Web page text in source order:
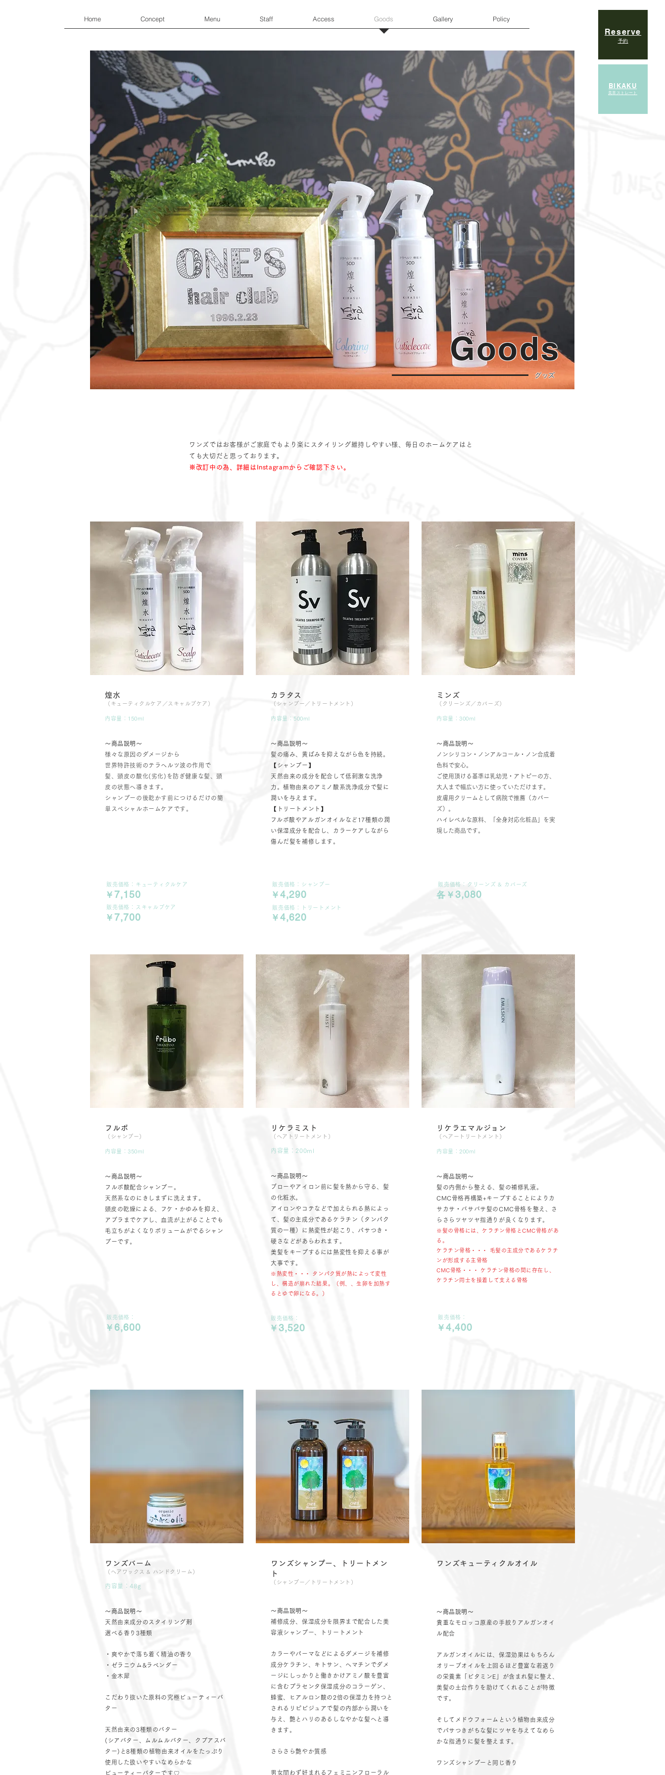
Home Concept Menu Staff Access Goods Gallery Policy
BIKAKU
美革ストレート
Reserve
予約
Goods
グッズ
ワンズではお客様がご家庭でもより楽にスタイリング維持しやすい様、毎日のホームケアはと
ても大切だと思っております。
※改訂中の為、詳細はInstagramからご確認下さい。
煌水
（キューティクルケア／スキャルプケア）
内容量：150ml
〜商品説明〜
様々な原因のダメージから
世界特許技術のテラヘルツ波の作用で
髪、頭皮の酸化(劣化)を防ぎ健康な髪、頭
皮の状態へ導きます。
シャンプーの後乾かす前につけるだけの簡
単スペシャルホームケアです。
￥ 7,150
販売価格：キューティクルケア
販売価格：スキャルプケア
￥ 7,700
カラタス
（シャンプー／トリートメント）
内容量：500ml
〜商品説明〜
髪の痛み、黄ばみを抑えながら色を持続。
【シャンプー】
天然由来の成分を配合して低刺激な洗浄
力。植物由来のアミノ酸系洗浄成分で髪に
潤いを与えます。
【トリートメント】
​フルボ酸やアルガンオイルなど17種類の潤
い保湿成分を配合し、カラーケアしながら
傷んだ髪を補修します。
￥ 4,290
販売価格：シャンプー
販売価格：トリートメント
￥ 4,620
ミンズ
（クリーンズ／カバーズ）
内容量：300ml
〜商品説明〜
ノンシリコン・ノンアルコール・ノン合成着
色料で安心。
​ご使用頂ける基準は乳幼児・アトピーの方、
大人まで幅広い方に使っていただけます。
皮膚用クリームとして病院で推薦（カバー
ズ）。
​ハイレベルな原料、「全身対応化粧品」を実
現した商品です。
各￥ 3,080
販売価格：クリーンズ & カバーズ
フルボ
（シャンプー）
内容量：350ml
〜商品説明〜
フルボ酸配合シャンプー。
天然系なのにきしまずに洗えます。
​頭皮の乾燥による、フケ・かゆみを抑え、
アブラまでケアし、血流が上がることでも
毛立ちがよくなりボリュームがでるシャン
プーです。
￥ 6,600
販売価格：
リケラミスト
（ヘアトリートメント）
内容量：200ml
〜商品説明〜
ブローやアイロン前に髪を熱から守る、髪
の化粧水。
アイロンやコテなどで加えられる熱によっ
て、髪の主成分であるケラチン（タンパク
質の一種）に熱変性が起こり、パサつき・
硬さなどがあらわれます。
美髪をキープするには熱変性を抑える事が
大事です。
※熱変性・・・ タンパク質が熱によって変性
し、構造が崩れた結果。（例、、生卵を加熱す
るとゆで卵になる。）
￥ 3,520
販売価格：
リケラエマルジョン
（ヘアートリートメント）
内容量：200ml
〜商品説明〜
髪の内側から整える、髪の補修乳液。
CMC骨格再構築+キープすることによりカ
サカサ・バサバサ髪のCMC骨格を整え、さ
らさらツヤツヤ指通りが良くなります。
※髪の骨格には、ケラチン骨格とCMC骨格があ
る。
ケラチン骨格・・・ 毛髪の主成分であるケラチ
ンが形成する主骨格
CMC骨格・・・ ケラチン骨格の間に存在し、
ケラチン同士を接着して支える骨格
￥ 4,400
販売価格：
ワンズバーム
（ヘアワックス & ハンドクリーム）
内容量：48g
〜商品説明〜
天然由来成分のスタイリング剤
選べる香り3種類
・爽やかで落ち着く精油の香り
・ゼラニウム&ラベンダー
・金木犀
こだわり抜いた原料の究極ビューティーバ
ター
天然由来の3種類のバター
(シアバター、ムルムルバター、クプアスバ
ター)と8種類の植物由来オイルをたっぷり
使用した扱いやすいなめらかな
ビューティーバターです♡
ワンズシャンプー、トリートメン
ト
（シャンプー／トリートメント）
〜商品説明〜
補修成分、保湿成分を限界まで配合した美
容液シャンプー、トリートメント
カラーやパーマなどによるダメージを補修
成分ケラチン、キトサン、ヘマチンでダメ
ージにしっかりと働きかけアミノ酸を豊富
に含むプラセンタ保湿成分のコラーゲン、
蜂蜜、ヒアルロン酸の2倍の保湿力を持つと
されるリピビジュアで髪の内部から潤いを
与え、艶とハリのあるしなやかな髪へと導
きます。
さらさら艶やか質感
男女問わず好まれるフェミニンフローラル
ワンズキューティクルオイル
〜商品説明〜
貴重なモロッコ原産の手絞りアルガンオイ
ル配合
アルガンオイルには、保湿効果はもちろん
オリーブオイルを上回るほど豊富な若返り
の栄養素「ビタミンE」が含まれ髪に整え、
美髪の土台作りを助けてくれることが特徴
です。
そしてメドウフォームという植物由来成分
でパサつきがちな髪にツヤを与えてなめら
かな指通りに髪を整えます。
ワンズシャンプーと同じ香り